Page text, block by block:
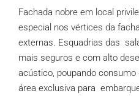
Fachada nobre em local
especial nos vértices da
externas. Esquadrias das
mais seguros e com alto
acústico, poupando
área exclusiva para